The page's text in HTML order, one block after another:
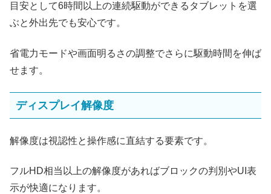
目安として6時間以上の連続駆動ができるタブレットを選
ぶと外出先でも安心です。
省電力モードや画面明るさの調整でさらに駆動時間を伸ば
せます。
ディスプレイ解像度
解像度は視認性と操作感に直結する要素です。
フルHD相当以上の解像度があればブロックの判別やUI表
示が快適になります。